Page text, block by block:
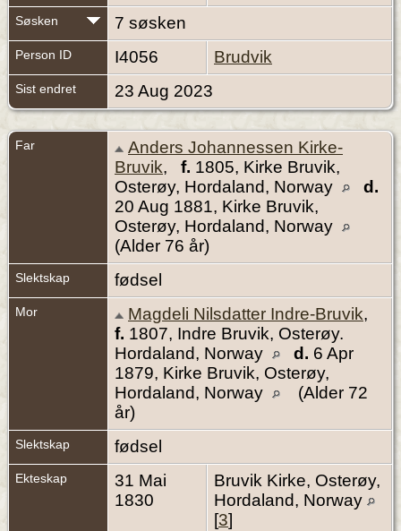
Søsken 7 søsken
Person ID I4056 Brudvik
Sist endret 23 Aug 2023
Far
Anders Johannessen Kirke-
Bruvik, f. 1805, Kirke Bruvik,
Osterøy, Hordaland, Norway
d.
20 Aug 1881, Kirke Bruvik,
Osterøy, Hordaland, Norway
(Alder 76 år)
Slektskap fødsel
Mor Magdeli Nilsdatter Indre-Bruvik,
f. 1807, Indre Bruvik, Osterøy.
Hordaland, Norway
d. 6 Apr
1879, Kirke Bruvik, Osterøy,
Hordaland, Norway
(Alder 72
år)
Slektskap fødsel
Ekteskap
31 Mai
1830
Bruvik Kirke, Osterøy,
Hordaland, Norway
[3]